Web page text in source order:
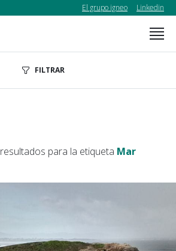
El grupo igneo Linkedin
FILTRAR
resultados para la etiqueta Mar